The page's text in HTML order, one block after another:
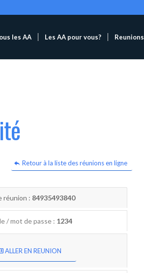
les AA Les AA pour vous? Reunions
Retour à la liste des réunions en ligne
réunion : 84935493840
/ mot de passe : 1234
ALLER EN REUNION